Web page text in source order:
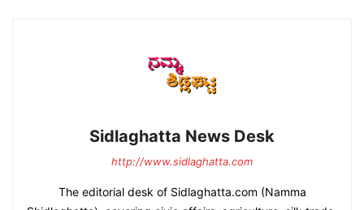
Sidlaghatta News Desk
http://www.sidlaghatta.com
The editorial desk of Sidlaghatta.com (Namma